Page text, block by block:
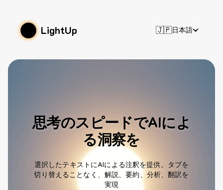
LightUp 🇯🇵日本語
思考のスピードでAIによ
る洞察を
選択したテキストにAIによる注釈を提供。タブを
切り替えることなく、解説、要約、分析、翻訳を
実現